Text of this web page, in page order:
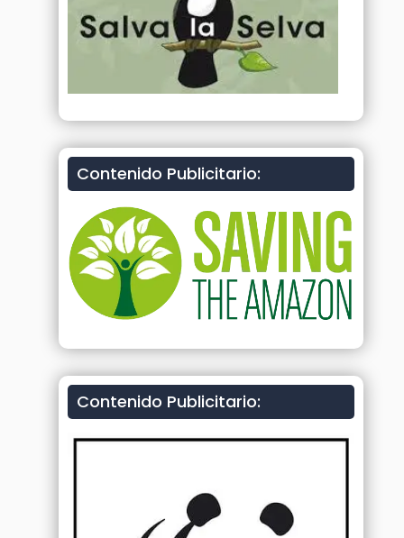
Contenido Publicitario:
Contenido Publicitario: